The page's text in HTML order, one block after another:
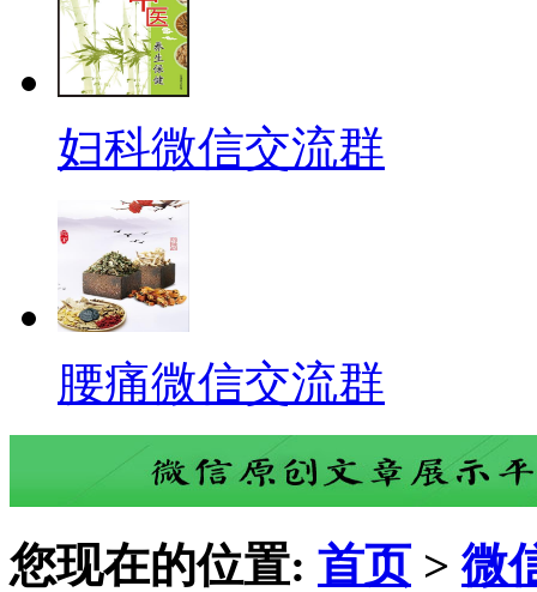
妇科微信交流群
腰痛微信交流群
您现在的位置: 首页 >微